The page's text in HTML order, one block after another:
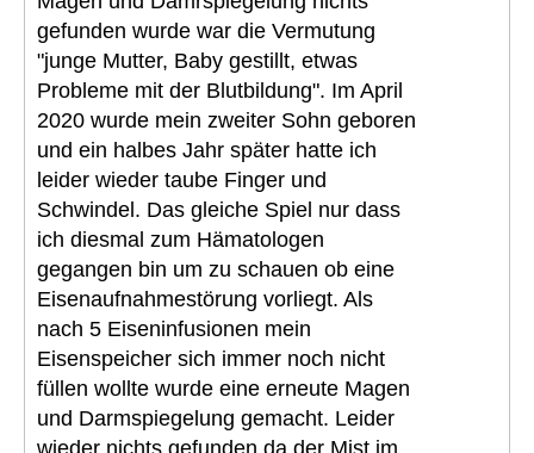
gefunden wurde war die Vermutung
"junge Mutter, Baby gestillt, etwas
Probleme mit der Blutbildung". Im April
2020 wurde mein zweiter Sohn geboren
und ein halbes Jahr später hatte ich
leider wieder taube Finger und
Schwindel. Das gleiche Spiel nur dass
ich diesmal zum Hämatologen
gegangen bin um zu schauen ob eine
Eisenaufnahmestörung vorliegt. Als
nach 5 Eiseninfusionen mein
Eisenspeicher sich immer noch nicht
füllen wollte wurde eine erneute Magen
und Darmspiegelung gemacht. Leider